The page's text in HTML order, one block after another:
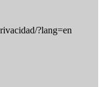
?lang=en